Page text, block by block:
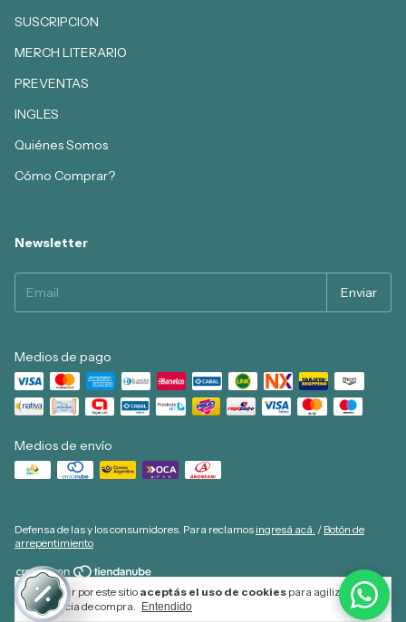
Al navegar por este sitio aceptás el uso de cookies para agilizar tu
experiencia de compra.
Entendido
SUSCRIPCION
MERCH LITERARIO
PREVENTAS
INGLES
Quiénes Somos
Cómo Comprar?
Newsletter
Medios de pago
Medios de envío
Defensa de las y los consumidores. Para reclamos ingresá acá. / Botón de
arrepentimiento
Copyright COLABO Libros - 2026. Todos los derechos reservados.